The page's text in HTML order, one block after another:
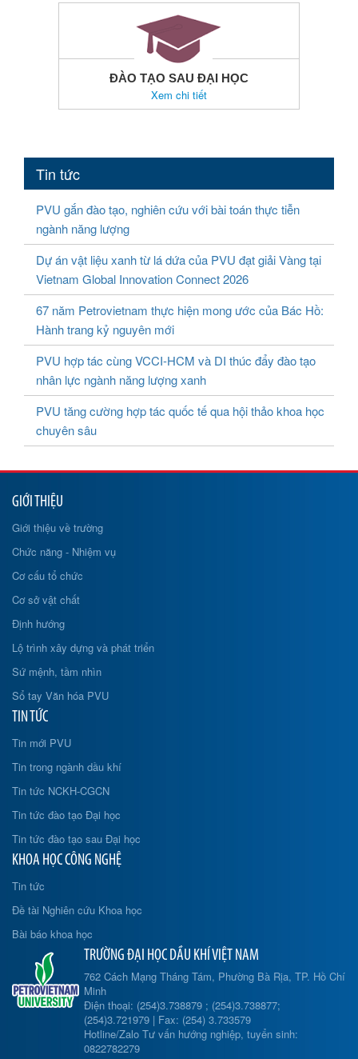
ĐÀO TẠO SAU ĐẠI HỌC
Xem chi tiết
Tin tức
PVU gắn đào tạo, nghiên cứu với bài toán thực tiễn
ngành năng lượng
Dự án vật liệu xanh từ lá dứa của PVU đạt giải Vàng tại
Vietnam Global Innovation Connect 2026
67 năm Petrovietnam thực hiện mong ước của Bác Hồ:
Hành trang kỷ nguyên mới
PVU hợp tác cùng VCCI-HCM và DI thúc đẩy đào tạo
nhân lực ngành năng lượng xanh
PVU tăng cường hợp tác quốc tế qua hội thảo khoa học
chuyên sâu
GIỚI THIỆU
Giới thiệu về trường
Chức năng - Nhiệm vụ
Cơ cấu tổ chức
Cơ sở vật chất
Định hướng
Lộ trình xây dựng và phát triển
Sứ mệnh, tầm nhìn
Sổ tay Văn hóa PVU
TIN TỨC
Tin mới PVU
Tin trong ngành dầu khí
Tin tức NCKH-CGCN
Tin tức đào tạo Đại học
Tin tức đào tạo sau Đại học
KHOA HỌC CÔNG NGHỆ
Tin tức
Đề tài Nghiên cứu Khoa học
Bài báo khoa học
TRƯỜNG ĐẠI HỌC DẦU KHÍ VIỆT NAM
762 Cách Mạng Tháng Tám, Phường Bà Rịa, TP. Hồ Chí
Minh
Điện thoại: (254)3.738879 ; (254)3.738877;
(254)3.721979 | Fax: (254) 3.733579
Hotline/Zalo Tư vấn hướng nghiệp, tuyển sinh:
0822782279